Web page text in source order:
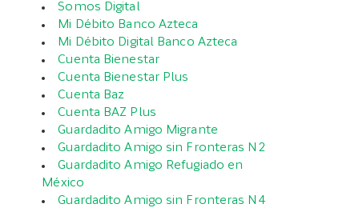
Somos Digital
Mi Débito Banco Azteca
Mi Débito Digital Banco Azteca
Cuenta Bienestar
Cuenta Bienestar Plus
Cuenta Baz
Cuenta BAZ Plus
Guardadito Amigo Migrante
Guardadito Amigo sin Fronteras N2
Guardadito Amigo Refugiado en
México
Guardadito Amigo sin Fronteras N4